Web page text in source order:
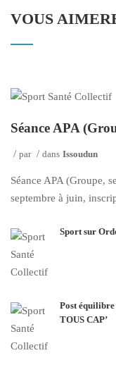
VOUS
Séance APA
par dans Issoudun
Séance APA (Groupe,
septembre à juin,
Sport sur
Post
TOUS CAP’